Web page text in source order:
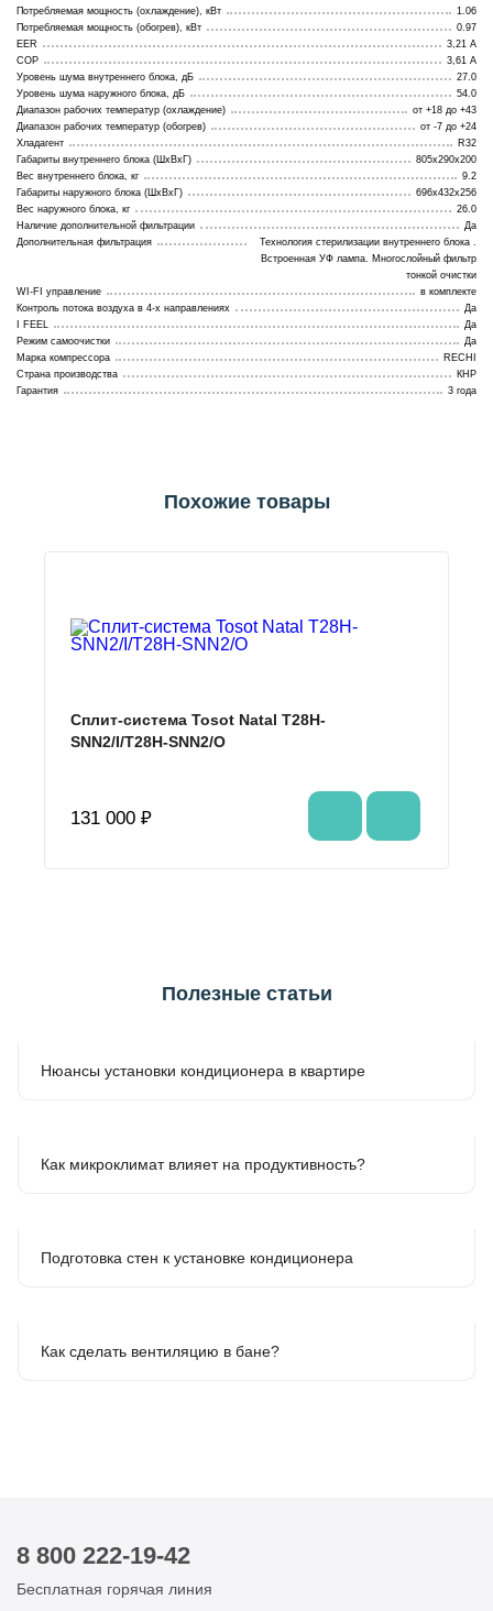
Потребляемая мощность (охлаждение), кВт
1.06
Потребляемая мощность (обогрев), кВт
0.97
EER
3,21 А
COP
3,61 А
Уровень шума внутреннего блока, дБ
27.0
Уровень шума наружного блока, дБ
54.0
Диапазон рабочих температур (охлаждение)
от +18 до +43
Диапазон рабочих температур (обогрев)
от -7 до +24
Хладагент
R32
Габариты внутреннего блока (ШхВхГ)
805x290x200
Вес внутреннего блока, кг
9.2
Габариты наружного блока (ШхВхГ)
696x432x256
Вес наружного блока, кг
26.0
Наличие дополнительной фильтрации
Да
Дополнительная фильтрация
Технология стерилизации внутреннего блока .
Встроенная УФ лампа. Многослойный фильтр
тонкой очистки
WI-FI управление
в комплекте
Контроль потока воздуха в 4-х направлениях
Да
I FEEL
Да
Режим самоочистки
Да
Марка компрессора
RECHI
Страна производства
КНР
Гарантия
3 года
Похожие товары
Сплит-система Tosot Natal T28H-
SNN2/I/T28H-SNN2/O
131 000 ₽
Полезные статьи
Нюансы установки кондиционера в квартире
Как микроклимат влияет на продуктивность?
Подготовка стен к установке кондиционера
Как сделать вентиляцию в бане?
8 800 222-19-42
Бесплатная горячая линия